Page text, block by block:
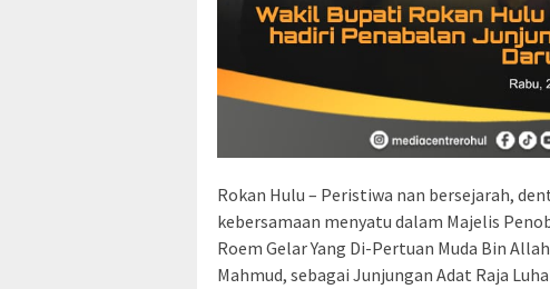
Rokan Hulu – Peristiwa nan bersejarah,
kebersamaan menyatu dalam Majelis
Roem Gelar Yang Di-Pertuan Muda Bin
Mahmud, sebagai Junjungan Adat Raja